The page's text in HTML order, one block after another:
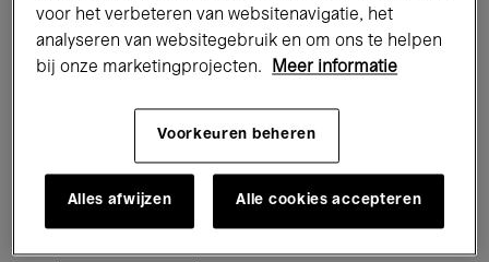
Jazz Klassieke Muziek Global Music
Onderwijs Rondleidingen
voor het verbeteren van websitenavigatie, het
analyseren van websitegebruik en om ons te helpen
bij onze marketingprojecten.
Meer informatie
Voorkeuren beheren
Alles afwijzen Alle cookies accepteren